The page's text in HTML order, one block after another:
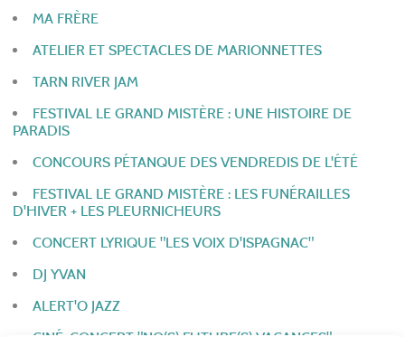
MA FRÈRE
ATELIER ET SPECTACLES DE MARIONNETTES
TARN RIVER JAM
FESTIVAL LE GRAND MISTÈRE : UNE HISTOIRE DE
PARADIS
CONCOURS PÉTANQUE DES VENDREDIS DE L'ÉTÉ
FESTIVAL LE GRAND MISTÈRE : LES FUNÉRAILLES
D'HIVER + LES PLEURNICHEURS
CONCERT LYRIQUE "LES VOIX D'ISPAGNAC"
DJ YVAN
ALERT'O JAZZ